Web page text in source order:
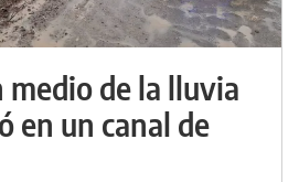
medio de la lluvia
en un canal de